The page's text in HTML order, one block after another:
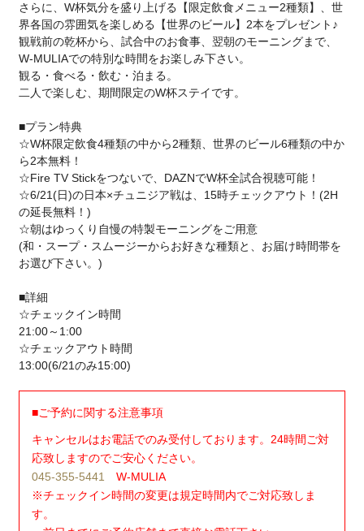
さらに、W杯気分を盛り上げる【限定飲食メニュー2種類】、世
界各国の雰囲気を楽しめる【世界のビール】2本をプレゼント♪
観戦前の乾杯から、試合中のお食事、翌朝のモーニングまで、
W-MULIAでの特別な時間をお楽しみ下さい。
観る・食べる・飲む・泊まる。
二人で楽しむ、期間限定のW杯ステイです。
■プラン特典
☆W杯限定飲食4種類の中から2種類、世界のビール6種類の中か
ら2本無料！
☆Fire TV Stickをつないで、DAZNでW杯全試合視聴可能！
☆6/21(日)の日本×チュニジア戦は、15時チェックアウト！(2H
の延長無料！)
☆朝はゆっくり自慢の特製モーニングをご用意
(和・スープ・スムージーからお好きな種類と、お届け時間帯を
お選び下さい。)
■詳細
☆チェックイン時間
21:00～1:00
☆チェックアウト時間
13:00(6/21のみ15:00)
■ご予約に関する注意事項
キャンセルはお電話でのみ受付しております。24時間ご対
応致しますのでご安心ください。
045-355-5441 W-MULIA
※チェックイン時間の変更は規定時間内でご対応致しま
す。